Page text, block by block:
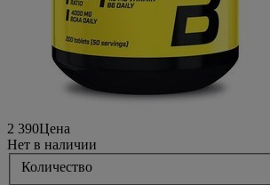
2 390Цена
Нет в наличии
Количество